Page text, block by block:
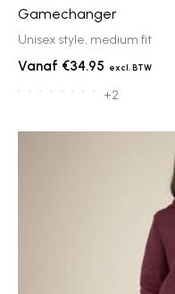
Gamechanger
Unisex style, medium fit
€34.95
+2